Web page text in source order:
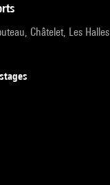
Châtelet, Les Halles